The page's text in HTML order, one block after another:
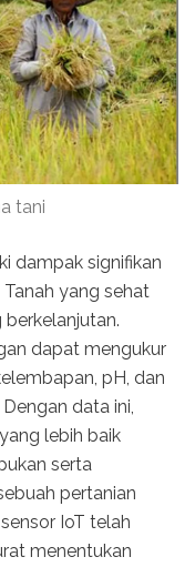
tani
dampak signifikan
yang sehat
dapat mengukur
pH, dan
data ini,
lebih baik
serta
pertanian
IoT telah
menentukan